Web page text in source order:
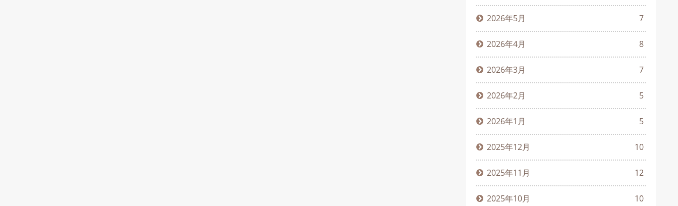
2026年5月 7
2026年4月 8
2026年3月 7
2026年2月 5
2026年1月 5
2025年12月 10
2025年11月 12
2025年10月 10